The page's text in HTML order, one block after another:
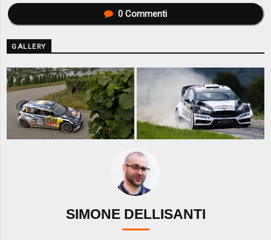
0Commenti
GALLERY
SIMONE DELLISANTI